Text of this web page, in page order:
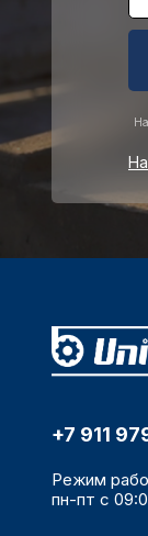
+7 911
Режим
пн-пт с